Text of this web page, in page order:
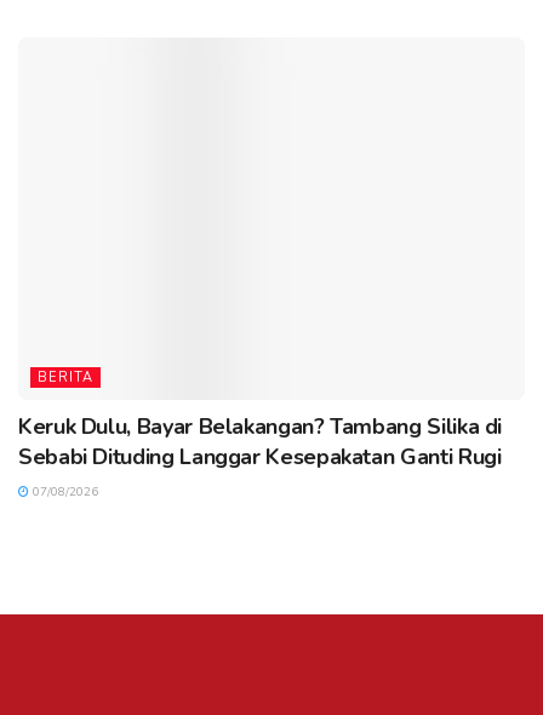
BERITA
Keruk Dulu, Bayar Belakangan? Tambang Silika di
Sebabi Dituding Langgar Kesepakatan Ganti Rugi
07/08/2026